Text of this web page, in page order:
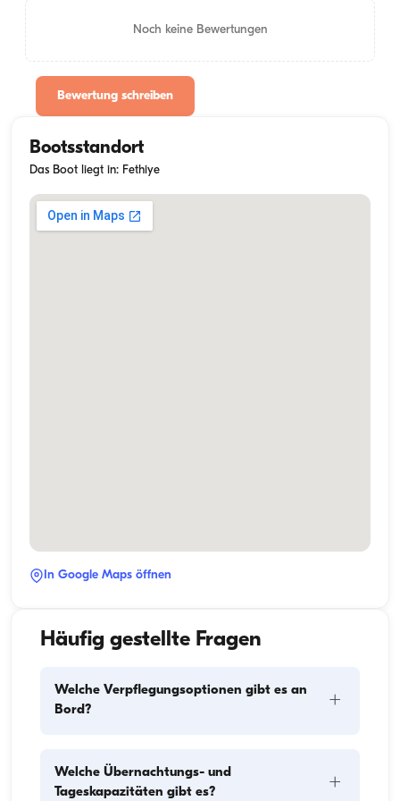
Noch keine Bewertungen
Bewertung schreiben
Bootsstandort
Das Boot liegt in: Fethiye
In Google Maps öffnen
Häufig gestellte Fragen
Welche Verpflegungsoptionen gibt es an
Bord?
+
Hauptkomponenten: dem Einkauf der Vorräte und
Welche Übernachtungs- und
Tageskapazitäten gibt es?
+